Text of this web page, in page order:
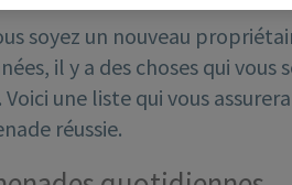
soyez un nouveau
il y a des choses qui
Voici une liste qui vous
réussie.